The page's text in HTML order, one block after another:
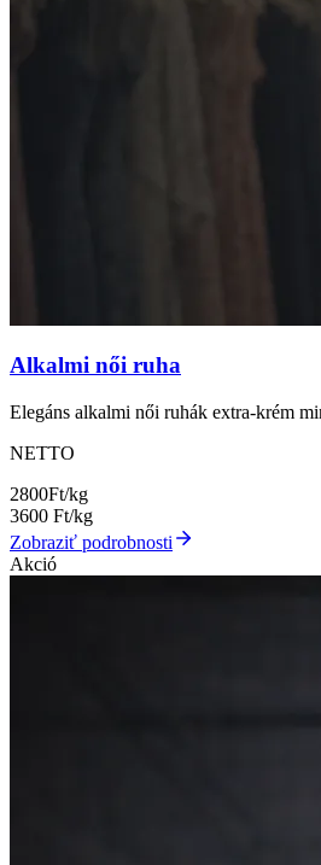
Alkalmi női ruha
Elegáns alkalmi női ruhák extra-krém
NETTO
2800Ft/kg
3600 Ft/kg
Zobraziť podrobnosti
Akció